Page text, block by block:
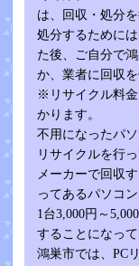
は、回収・処分
処分するために
た後、ご自分で
か、業者に回収
※リサイクル料
かります。
不用になったパ
リサイクルを行っ
メーカーで回収
ってあるパソコ
1台3,000円～
することになって
鴻巣市では、PC